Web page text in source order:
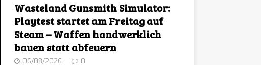
Wasteland Gunsmith Simulator:
Playtest startet am Freitag auf
Steam – Waffen handwerklich
bauen statt abfeuern
06/08/2026 0